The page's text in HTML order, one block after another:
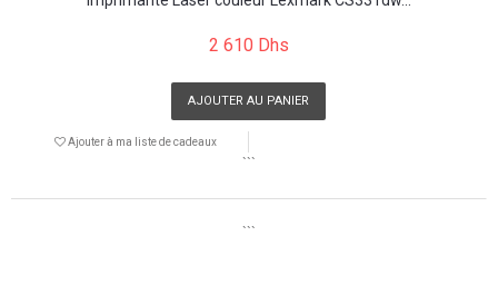
2 610 Dhs
AJOUTER AU PANIER
Ajouter à ma liste de cadeaux
```
```